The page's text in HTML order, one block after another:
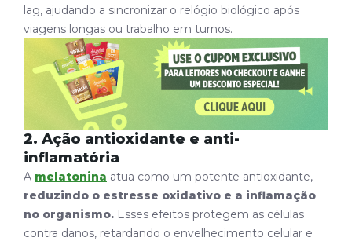
lag, ajudando a sincronizar o relógio biológico após
viagens longas ou trabalho em turnos.
2. Ação antioxidante e anti-
inflamatória
A melatonina atua como um potente antioxidante,
reduzindo o estresse oxidativo e a inflamação
no organismo. Esses efeitos protegem as células
contra danos, retardando o envelhecimento celular e